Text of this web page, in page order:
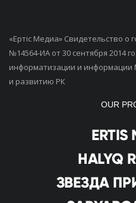
«Ертiс Медиа» Свидетельство о
№14564-ИА от 30 сентября 2014
информатизации и информации
и развитию РК
OUR